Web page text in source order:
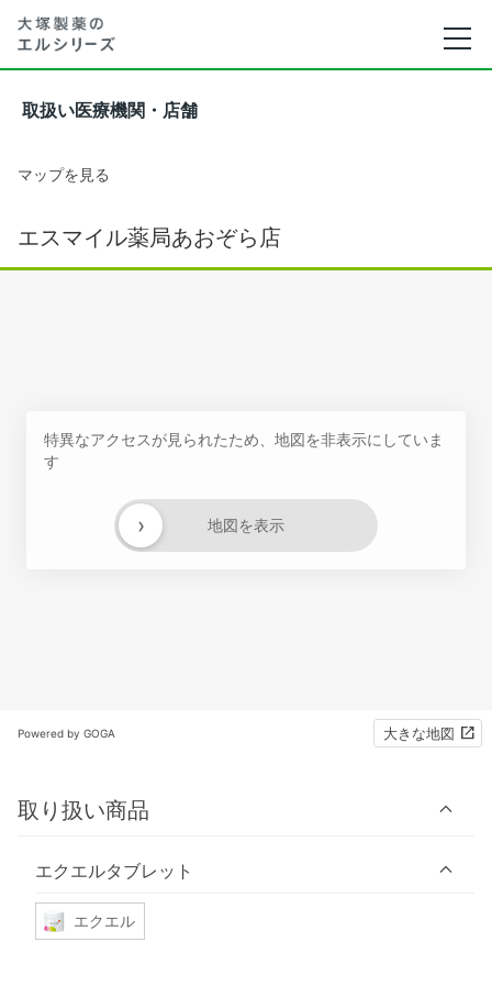
取扱い医療機関・店舗
マップを見る
エスマイル薬局あおぞら店
特異なアクセスが見られたため、地図を非表示にしていま
す
地図を表示
›
Powered by GOGA 大きな地図
取り扱い商品
エクエルタブレット
エクエル